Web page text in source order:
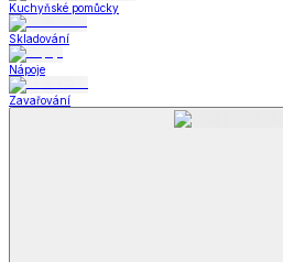
Kuchyňské pomůcky
Skladování
Nápoje
Zavařování